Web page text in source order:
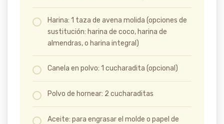
Harina: 1 taza de avena molida (opciones de
sustitución: harina de coco, harina de
almendras, o harina integral)
Canela en polvo: 1 cucharadita (opcional)
Polvo de hornear: 2 cucharaditas
Aceite: para engrasar el molde o papel de